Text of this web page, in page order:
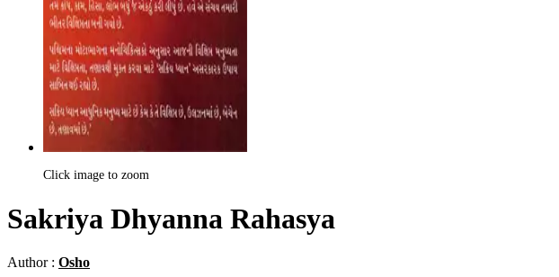
Click image to zoom
Sakriya Dhyanna Rahasya
Author : Osho